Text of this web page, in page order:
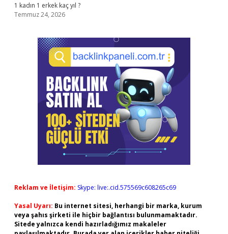
1 kadın 1 erkek kaç yıl ?
Temmuz 24, 2026
Reklam ve İletişim: Skype: live:.cid.575569c608265c69
Yasal Uyarı: Bu internet sitesi, herhangi bir marka, kurum
veya şahıs şirketi ile hiçbir bağlantısı bulunmamaktadır.
Sitede yalnızca kendi hazırladığımız makaleler